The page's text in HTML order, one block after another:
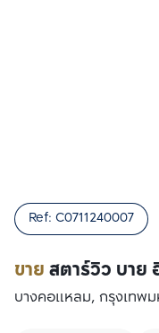
ขายสตาร์วิว บาย
Ref: C0711240007
บางคอแหลม, กรุงเทพ
เป